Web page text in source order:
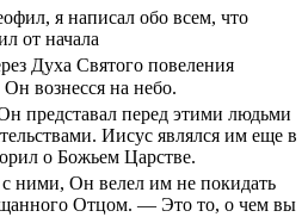
я написал обо всем, что
от начала
Духа Святого повеления
вознесся на небо.
представал перед этими людьми
Иисус являлся им еще в
о Божьем Царстве.
ними, Он велел им не покидать
Отцом. — Это то, о чем вы